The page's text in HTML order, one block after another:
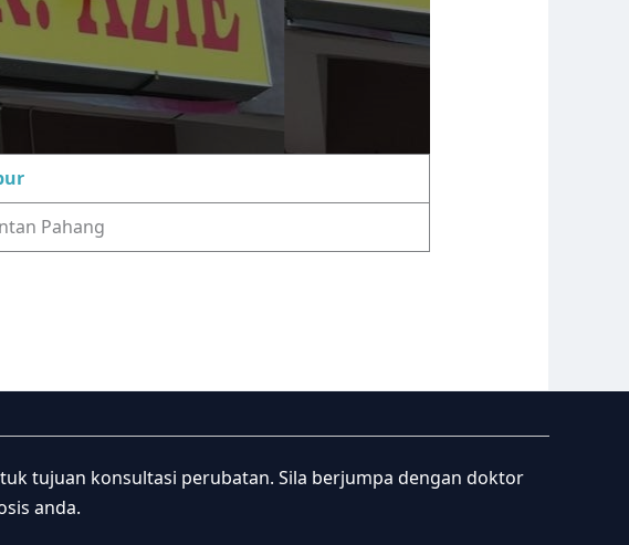
Pahang
tujuan konsultasi perubatan. Sila berjumpa dengan doktor
anda.